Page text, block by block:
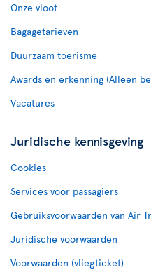
Onze vloot
Bagagetarieven
Duurzaam toerisme
Awards en erkenning (Alleen
Vacatures
Juridische kennisgeving
Cookies
Services voor passagiers
Gebruiksvoorwaarden van Air
Juridische voorwaarden
Voorwaarden (vliegticket)